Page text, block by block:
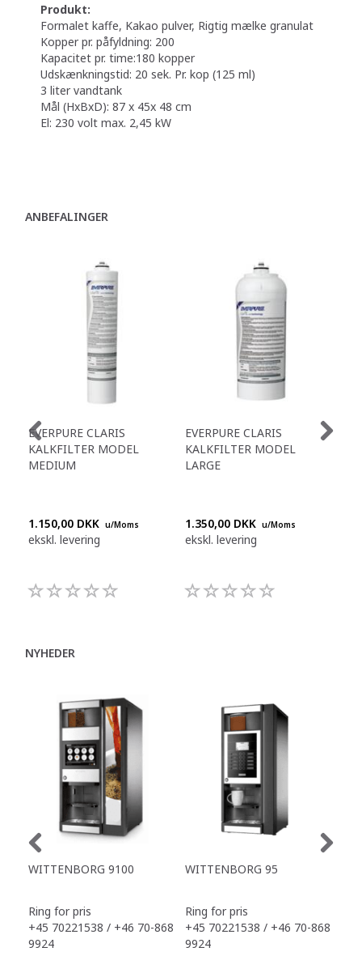
Produkt:
Formalet kaffe, Kakao pulver, Rigtig mælke granulat
Kopper pr. påfyldning: 200
Kapacitet pr. time:180 kopper
Udskænkningstid: 20 sek. Pr. kop (125 ml)
3 liter vandtank
Mål (HxBxD): 87 x 45x 48 cm
El: 230 volt max. 2,45 kW
ANBEFALINGER
EVERPURE CLARIS
KALKFILTER MODEL
MEDIUM
1.150,00 DKK u/Moms
ekskl. levering
EVERPURE CLARIS
KALKFILTER MODEL
LARGE
1.350,00 DKK u/Moms
ekskl. levering
NYHEDER
WITTENBORG 9100
Ring for pris
+45 70221538 / +46 70-868
9924
WITTENBORG 95
Ring for pris
+45 70221538 / +46 70-868
9924